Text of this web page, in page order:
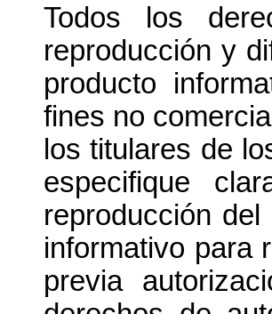
Todos los
reproducción y
producto
fines no
los titulares de
especifique
reproducción
informativo para
previa